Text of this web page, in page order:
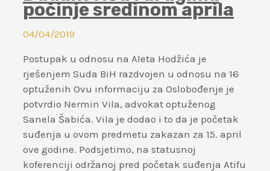
robe
okviru
priprema
za
Willem
C
Vis
International
Commercial
Arbitration
Hoće
mi
unište
život
počinje sredinom aprila
04/04/2019
Postupak u odnosu na Aleta Hodžića je
rješenjem Suda BiH razdvojen u odnosu na 16
optuženih Ovu informaciju za Oslobođenje je
potvrdio Nermin Vila, advokat optuženog
Sanela Šabića. Vila je dodao i to da je početak
suđenja u ovom predmetu zakazan za 15. april
ove godine. Podsjetimo, na statusnoj
koferenciji održanoj pred početak suđenja Atifu